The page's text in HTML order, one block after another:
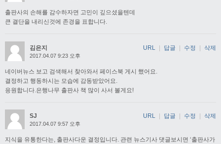
출판사의 손해를 감수하자면 고민이 깊으셨을텐데
큰 결단을 내리신것에 존경을 표합니다.
김은지
2017.04.07 9:23 오후
네이버뉴스 보고 검색해서 찾아와서 페이스북 게시 했어요.
결정하고 행동하시는 모습에 감동받았어요.
응원합니다.은행나무 출판사 책 많이 사서 볼게요!
URL | 답글 | 수정 | 삭제
SJ
2017.04.07 9:57 오후
지식을 유통한다는, 출판사다운 결정입니다. 관련 뉴스기사 댓글보시면 ‘출판사가
URL 답글 수정 삭제